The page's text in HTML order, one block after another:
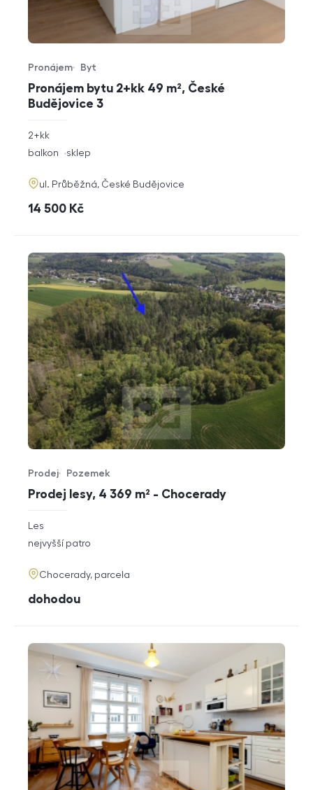
Pronájem bytu 2+kk 49 m², České
Budějovice 3
Typ nabídky
Pronájem
Typ nemovitosti
Byt
rozměry
dispozice
2+kk
funkce
balkon sklep
adresa
ul. Průběžná, České Budějovice
cena
14 500 Kč
Prodej lesy, 4 369 m² - Chocerady
Typ nabídky
Prodej
Typ nemovitosti
Pozemek
rozměry
dispozice
Les
funkce
nejvyšší patro
adresa
Chocerady, parcela
cena
dohodou